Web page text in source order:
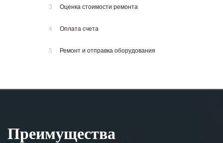
3 Оценка стоимости ремонта
4 Оплата счета
5 Ремонт и отправка оборудования
Преимущества